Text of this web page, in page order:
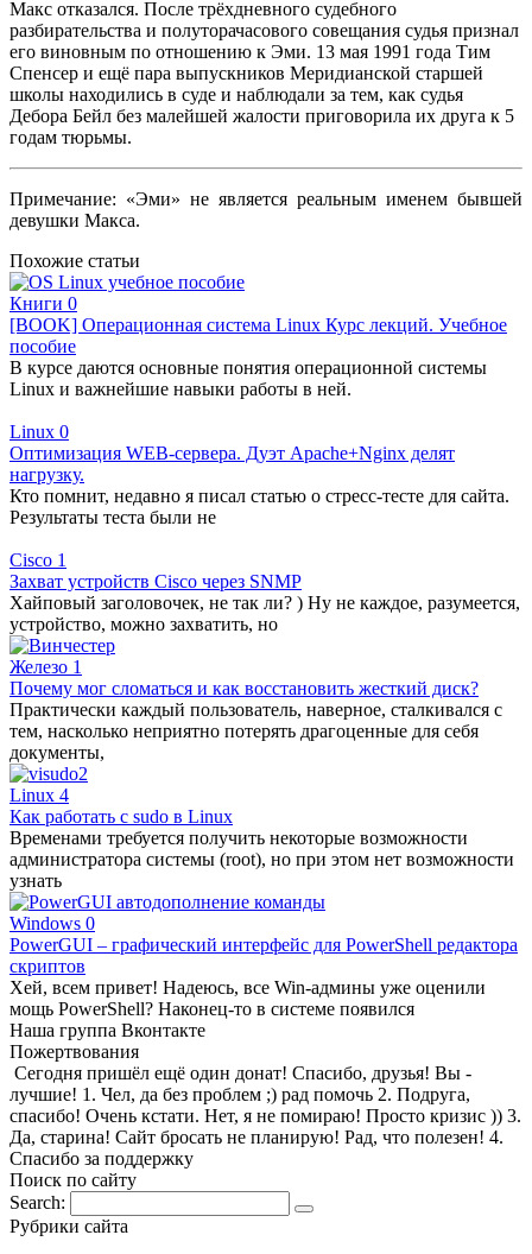
Макс отказался. После трёхдневного судебного
разбирательства и полуторачасового совещания судья признал
его виновным по отношению к Эми. 13 мая 1991 года Тим
Спенсер и ещё пара выпускников Меридианской старшей
школы находились в суде и наблюдали за тем, как судья
Дебора Бейл без малейшей жалости приговорила их друга к 5
годам тюрьмы.
Примечание: «Эми» не является реальным именем бывшей
девушки Макса.
Похожие статьи
Книги 0
[BOOK] Операционная система Linux Курс лекций. Учебное
пособие
В курсе даются основные понятия операционной системы
Linux и важнейшие навыки работы в ней.
Linux 0
Оптимизация WEB-сервера. Дуэт Apache+Nginx делят
нагрузку.
Кто помнит, недавно я писал статью о стресс-тесте для сайта.
Результаты теста были не
Cisco 1
Захват устройств Cisco через SNMP
Хайповый заголовочек, не так ли? ) Ну не каждое, разумеется,
устройство, можно захватить, но
Железо 1
Почему мог сломаться и как восстановить жесткий диск?
Практически каждый пользователь, наверное, сталкивался с
тем, насколько неприятно потерять драгоценные для себя
документы,
Linux 4
Как работать с sudo в Linux
Временами требуется получить некоторые возможности
администратора системы (root), но при этом нет возможности
узнать
Windows 0
PowerGUI – графический интерфейс для PowerShell редактора
скриптов
Хей, всем привет! Надеюсь, все Win-админы уже оценили
мощь PowerShell? Наконец-то в системе появился
Наша группа Вконтакте
Пожертвования
Сегодня пришёл ещё один донат! Спасибо, друзья! Вы -
лучшие! 1. Чел, да без проблем ;) рад помочь 2. Подруга,
спасибо! Очень кстати. Нет, я не помираю! Просто кризис )) 3.
Да, старина! Сайт бросать не планирую! Рад, что полезен! 4.
Спасибо за поддержку
Поиск по сайту
Search:
Рубрики сайта